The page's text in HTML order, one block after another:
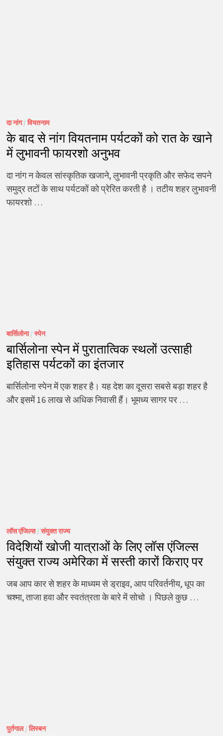
दा नांग/वियतनाम
के बाद से नांग वियतनाम पर्यटकों को रात के खाने
में लुभावनी फायरशो अनुभव
दा नांग न केवल सांस्कृतिक खजाने, लुभावनी प्रकृति और सफेद सपने
समुद्र तटों के साथ पर्यटकों को प्रेरित करती है । तटीय शहर लुभावनी
फायरशो …
बार्सिलोना/स्पेन
बार्सिलोना स्पेन में पुरातात्विक स्थलों उत्साही
इतिहास पर्यटकों का इंतजार
बार्सिलोना स्पेन में एक शहर है। यह देश का दूसरा सबसे बड़ा शहर है
और इसमें 16 लाख से अधिक निवासी हैं। भूमध्य सागर पर …
लॉस एंजिल्स/संयुक्त राज्य
विदेशियों खोजी यात्राओं के लिए लॉस एंजिल्स
संयुक्त राज्य अमेरिका में सस्ती कारों किराए पर
जब आप कार से शहर के माध्यम से ड्राइव, आप परिवर्तनीय, धूप का
चश्मा, ताजा हवा और स्वतंत्रता के बारे में सोचो । पिछले कुछ …
पुर्तगाल/लिस्बन